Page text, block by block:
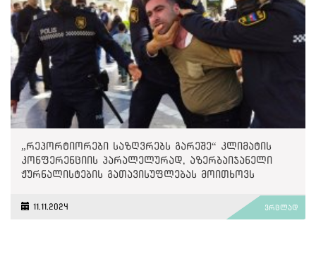
„რეპორტიორები საზღვრებს გარეშე“ კლიმატის
კონფერენციის პარალელურად, აზერბაიჯანელი
ჟურნალისტების გათავისუფლებას მოითხოვს
11.11.2024 ვრცლად